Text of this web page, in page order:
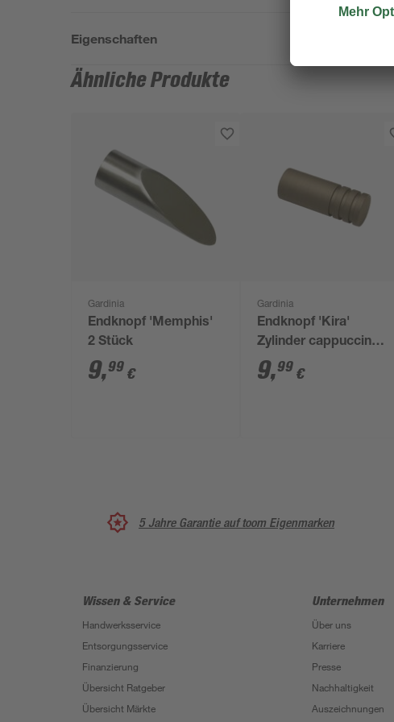
Eigenschaften
Ähnliche Produkte
Gardinia
Endknopf 'Memphis'
2 Stück
9,99 €
Gardinia
Endknopf 'Kira'
Zylinder cappuccino 2
Stück
9,99 €
5 Jahre Garantie auf toom Eigenmarken
Wissen & Service
Handwerksservice
Entsorgungsservice
Finanzierung
Übersicht Ratgeber
Übersicht Märkte
Unternehmen
Über uns
Karriere
Presse
Nachhaltigkeit
Auszeichnungen